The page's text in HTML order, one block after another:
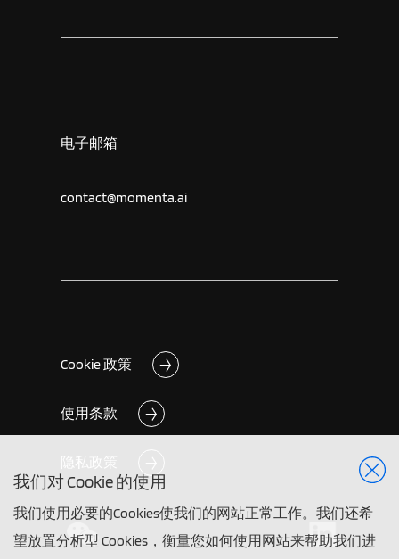
我们对 Cookie 的使用
我们使用必要的Cookies使我们的网站正常工作。我们还希
望放置分析型 Cookies，衡量您如何使用网站来帮助我们进
电子邮箱
contact@momenta.ai
Cookie 政策
使用条款
隐私政策